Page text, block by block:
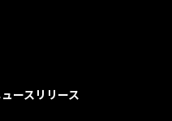
ースリリース